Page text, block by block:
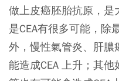
做上皮癌胚胎抗原，是
是CEA有很多可能，除
外，慢性氣管炎、肝
能造成CEA 上升；其